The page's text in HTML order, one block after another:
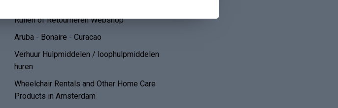
Ruilen of Retourneren Webshop
Aruba - Bonaire - Curacao
Verhuur Hulpmiddelen / loophulpmiddelen
huren
Wheelchair Rentals and Other Home Care
Products in Amsterdam